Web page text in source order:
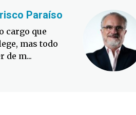
Paraíso
cargo que
mas todo
de m...